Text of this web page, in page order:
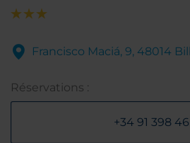
Francisco Maciá, 9, 48014
Réservations :
+34 91 398 46